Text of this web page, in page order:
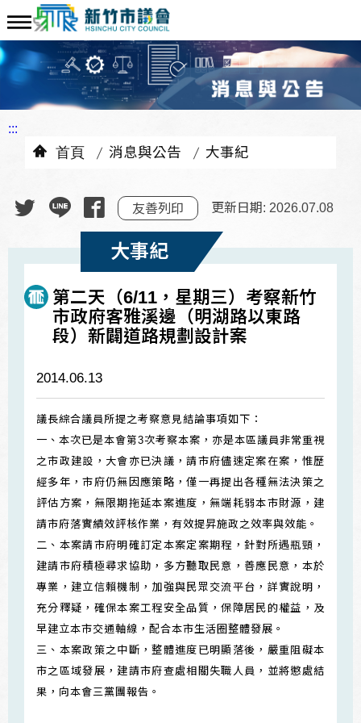
:::
首頁 消息與公告 大事紀
友善列印 更新日期: 2026.07.08
大事紀
第二天（6/11，星期三）考察新竹
市政府客雅溪邊（明湖路以東路
段）新闢道路規劃設計案
2014.06.13
議長綜合議員所提之考察意見結論事項如下：
一、本次已是本會第3次考察本案，亦是本區議員非常重視
之市政建設，大會亦已決議，請市府儘速定案在案，惟歷
經多年，市府仍無因應策略，僅一再提出各種無法決策之
評估方案，無限期拖延本案進度，無端耗弱本市財源，建
請市府落實績效評核作業，有效提昇施政之效率與效能。
二、本案請市府明確訂定本案定案期程，針對所遇瓶頸，
建請市府積極尋求協助，多方聽取民意，善應民意，本於
專業，建立信賴機制，加強與民眾交流平台，詳實說明，
充分釋疑，確保本案工程安全品質，保障居民的權益，及
早建立本市交通軸線，配合本市生活圈整體發展。
三、本案政策之中斷，整體進度已明顯落後，嚴重阻礙本
市之區域發展，建請市府查處相關失職人員，並將懲處結
果，向本會三黨團報告。